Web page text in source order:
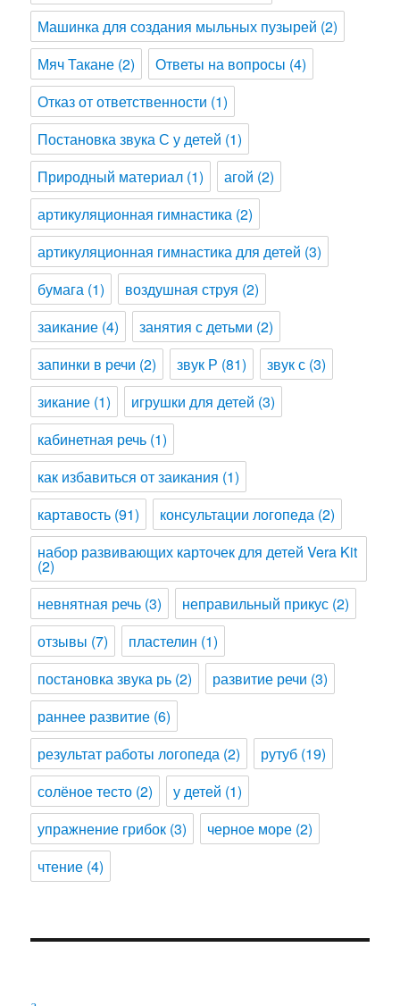
Машинка для создания мыльных пузырей (2)
Мяч Такане (2) Ответы на вопросы (4)
Отказ от ответственности (1)
Постановка звука С у детей (1)
Природный материал (1) агой (2)
артикуляционная гимнастика (2)
артикуляционная гимнастика для детей (3)
бумага (1) воздушная струя (2)
заикание (4) занятия с детьми (2)
запинки в речи (2) звук Р (81) звук с (3)
зикание (1) игрушки для детей (3)
кабинетная речь (1)
как избавиться от заикания (1)
картавость (91) консультации логопеда (2)
набор развивающих карточек для детей Vera Kit
(2)
невнятная речь (3) неправильный прикус (2)
отзывы (7) пластелин (1)
постановка звука рь (2) развитие речи (3)
раннее развитие (6)
результат работы логопеда (2) рутуб (19)
солёное тесто (2) у детей (1)
упражнение грибок (3) черное море (2)
чтение (4)